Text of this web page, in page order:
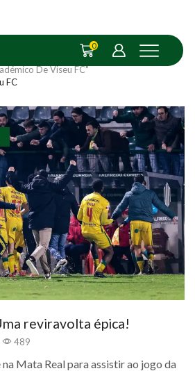
0
De Viseu FC"
FC
reviravolta épica!
489
Mata Real para assistir ao jogo da